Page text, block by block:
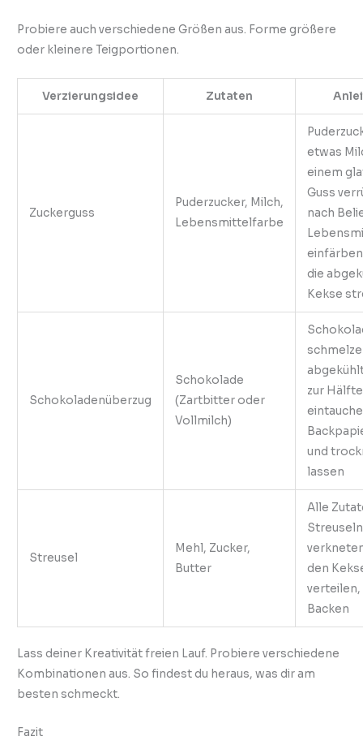
Probiere auch verschiedene Größen aus. Forme größere
oder kleinere Teigportionen.
Verzierungsidee Zutaten
Zuckerguss
Puderzucker, Milch,
Lebensmittelfarbe
etwas
einem
Guss
nach
die
Kekse
Schokoladenüberzug
Schokolade
(Zartbitter oder
Vollmilch)
zur Hälfte
und
lassen
Streusel
Mehl, Zucker,
Butter
Alle
Streuseln
den
verteilen,
Backen
Lass deiner Kreativität freien Lauf. Probiere verschiedene
Kombinationen aus. So findest du heraus, was dir am
besten schmeckt.
Fazit